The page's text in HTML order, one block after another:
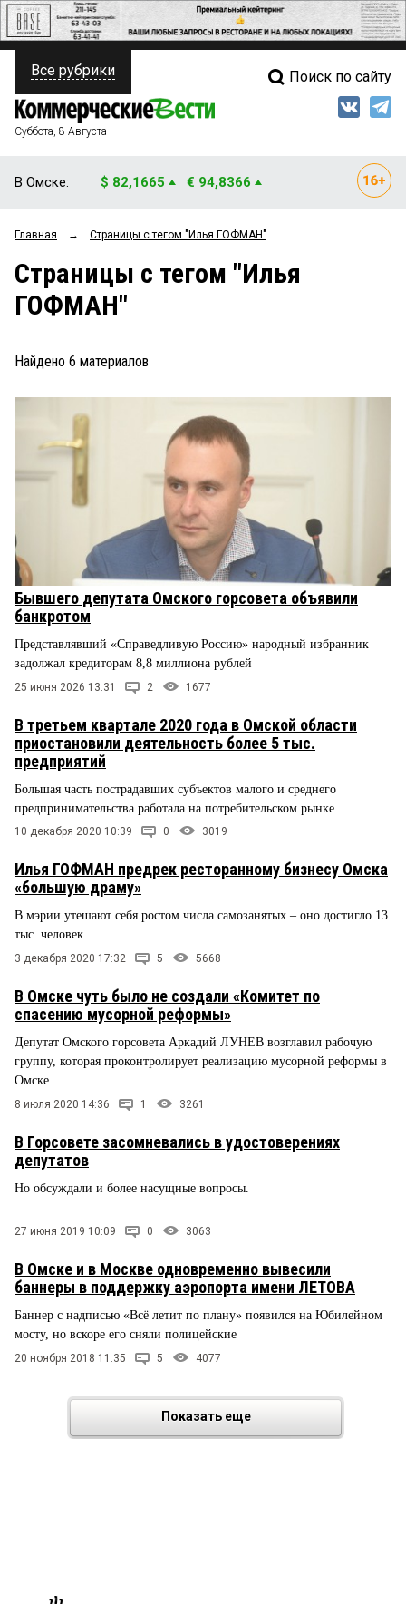
ПОЛИТИКА
ФИНАНСЫ
ОБЩЕСТВО
ЗАКОН
ПРОИСШЕСТВИЯ
Свежий выпуск
Мнения
Рейтинги
Все рубрики Поиск по сайту
Суббота, 8 Августа
В Омске: $ 82,1665 € 94,8366
Главная → Страницы c тегом "Илья ГОФМАН"
Страницы c тегом "Илья
ГОФМАН"
Найдено 6 материалов
Бывшего депутата Омского горсовета объявили
банкротом
Представлявший «Справедливую Россию» народный избранник
задолжал кредиторам 8,8 миллиона рублей
25 июня 2026 13:31 2 1677
В третьем квартале 2020 года в Омской области
приостановили деятельность более 5 тыс.
предприятий
Большая часть пострадавших субъектов малого и среднего
предпринимательства работала на потребительском рынке.
10 декабря 2020 10:39 0 3019
Илья ГОФМАН предрек ресторанному бизнесу Омска
«большую драму»
В мэрии утешают себя ростом числа самозанятых – оно достигло 13
тыс. человек
3 декабря 2020 17:32 5 5668
В Омске чуть было не создали «Комитет по
спасению мусорной реформы»
Депутат Омского горсовета Аркадий ЛУНЕВ возглавил рабочую
группу, которая проконтролирует реализацию мусорной реформы в
Омске
8 июля 2020 14:36 1 3261
В Горсовете засомневались в удостоверениях
депутатов
Но обсуждали и более насущные вопросы.
27 июня 2019 10:09 0 3063
В Омске и в Москве одновременно вывесили
баннеры в поддержку аэропорта имени ЛЕТОВА
Баннер с надписью «Всё летит по плану» появился на Юбилейном
мосту, но вскоре его сняли полицейские
20 ноября 2018 11:35 5 4077
Показать еще